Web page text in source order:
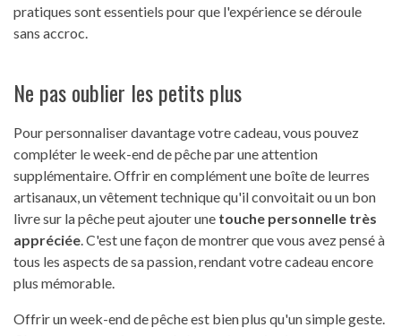
pratiques sont essentiels pour que l'expérience se déroule
sans accroc.
Ne pas oublier les petits plus
Pour personnaliser davantage votre cadeau, vous pouvez
compléter le week-end de pêche par une attention
supplémentaire. Offrir en complément une boîte de leurres
artisanaux, un vêtement technique qu'il convoitait ou un bon
livre sur la pêche peut ajouter une touche personnelle très
appréciée. C'est une façon de montrer que vous avez pensé à
tous les aspects de sa passion, rendant votre cadeau encore
plus mémorable.
Offrir un week-end de pêche est bien plus qu'un simple geste.